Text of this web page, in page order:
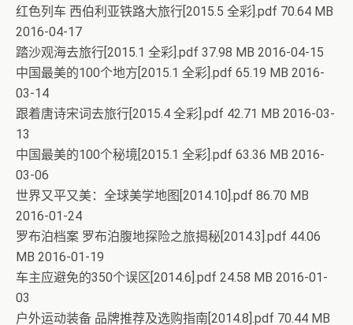
红色列车 西伯利亚铁路大旅行[2015.5 全彩].pdf 70.64 MB
2016-04-17
踏沙观海去旅行[2015.1 全彩].pdf 37.98 MB 2016-04-15
中国最美的100个地方[2015.1 全彩].pdf 65.19 MB 2016-
03-14
跟着唐诗宋词去旅行[2015.4 全彩].pdf 42.71 MB 2016-03-
13
中国最美的100个秘境[2015.1 全彩].pdf 63.36 MB 2016-
03-06
世界又平又美：全球美学地图[2014.10].pdf 86.70 MB
2016-01-24
罗布泊档案 罗布泊腹地探险之旅揭秘[2014.3].pdf 44.06
MB 2016-01-19
车主应避免的350个误区[2014.6].pdf 24.58 MB 2016-01-
03
户外运动装备 品牌推荐及选购指南[2014.8].pdf 70.44 MB